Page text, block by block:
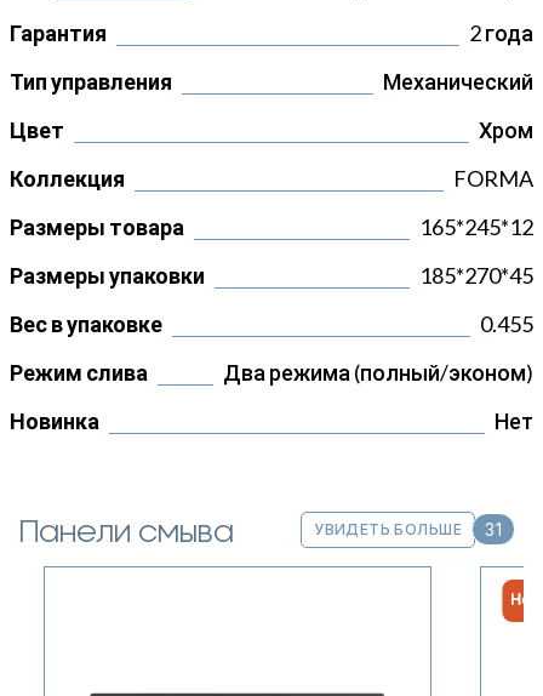
Гарантия
2 года
Тип управления
Механический
Цвет
Хром
Коллекция
FORMA
Размеры товара
165*245*12
Размеры упаковки
185*270*45
Вес в упаковке
0.455
Режим слива
Два режима (полный/эконом)
Новинка
Нет
Панели смыва УВИДЕТЬ БОЛЬШЕ 31